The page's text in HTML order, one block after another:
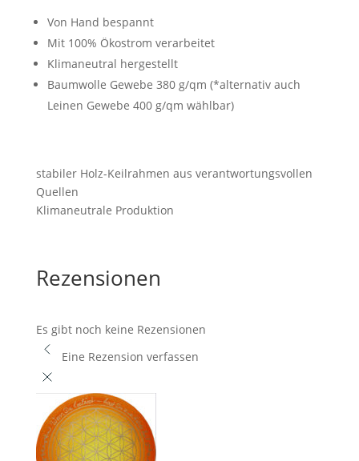
Von Hand bespannt
Mit 100% Ökostrom verarbeitet
Klimaneutral hergestellt
Baumwolle Gewebe 380 g/qm (*alternativ auch
Leinen Gewebe 400 g/qm wählbar)
stabiler Holz-Keilrahmen aus verantwortungsvollen
Quellen
Klimaneutrale Produktion
Rezensionen
Es gibt noch keine Rezensionen
Eine Rezension verfassen